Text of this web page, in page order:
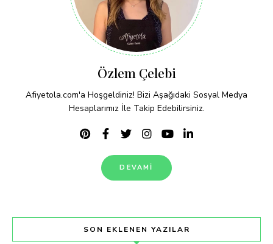
Özlem Çelebi
Afiyetola.com'a Hoşgeldiniz! Bizi Aşağıdaki Sosyal Medya
Hesaplarımız İle Takip Edebilirsiniz.
DEVAMI
SON EKLENEN YAZILAR